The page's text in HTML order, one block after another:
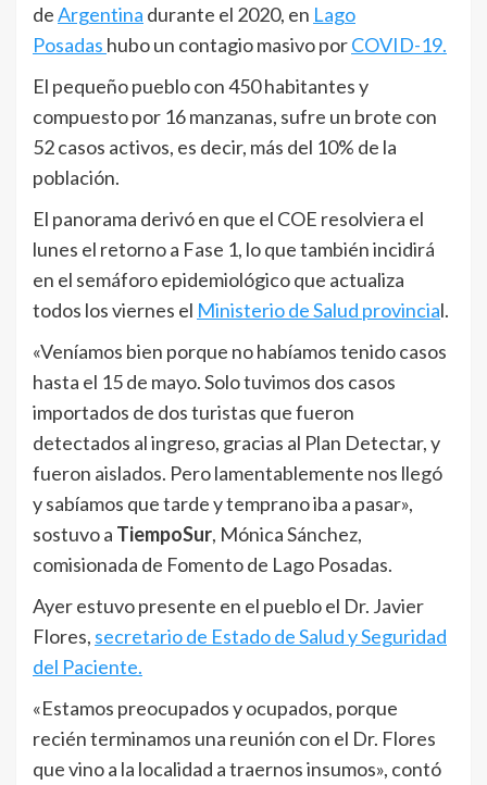
deArgentina durante el 2020, en Lago
Posadas hubo un contagio masivo porCOVID-19.
El pequeño pueblo con 450 habitantes y
compuesto por 16 manzanas, sufre un brote con
52 casos activos, es decir, más del 10% de la
población.
El panorama derivó en que el COE resolviera el
lunes el retorno a Fase 1, lo que también incidirá
en el semáforo epidemiológico que actualiza
todos los viernes el Ministerio de Salud provincial.
«Veníamos bien porque no habíamos tenido casos
hasta el 15 de mayo. Solo tuvimos dos casos
importados de dos turistas que fueron
detectados al ingreso, gracias al Plan Detectar, y
fueron aislados. Pero lamentablemente nos llegó
y sabíamos que tarde y temprano iba a pasar»,
sostuvo a TiempoSur, Mónica Sánchez,
comisionada de Fomento de Lago Posadas.
Ayer estuvo presente en el pueblo el Dr. Javier
Flores, secretario de Estado de Salud y Seguridad
del Paciente.
«Estamos preocupados y ocupados, porque
recién terminamos una reunión con el Dr. Flores
que vino a la localidad a traernos insumos», contó